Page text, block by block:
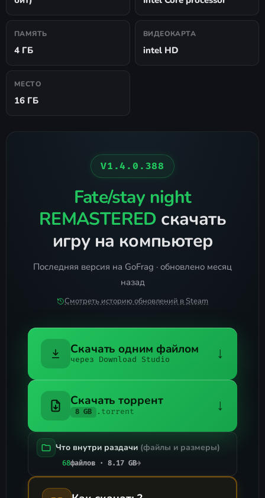
ПАМЯТЬ
4 ГБ
ВИДЕОКАРТА
intel HD
МЕСТО
16 ГБ
V1.4.0.388
Fate/stay night
REMASTERED скачать
игру на компьютер
Последняя версия на GoFrag · обновлено месяц
назад
Смотреть историю обновлений в Steam
Скачать одним файлом
через Download Studio ↓
Скачать торрент
8 GB .torrent ↓
Что внутри раздачи (файлы и размеры)
68файлов · 8.17 GB→